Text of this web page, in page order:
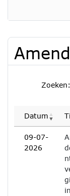
Zoeken:
Datum
09-07-
2026